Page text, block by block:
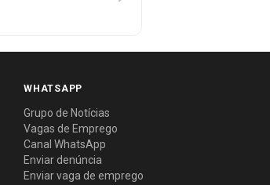
WHATSAPP
Grupo de Notícias
Vagas de Emprego
Canal WhatsApp
Enviar denúncia
Enviar vaga de emprego